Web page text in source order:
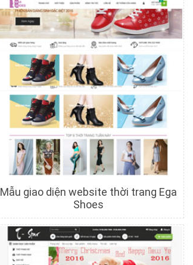
Chi tiết Xem trước
Mẫu giao diện website thời trang Ega
Shoes